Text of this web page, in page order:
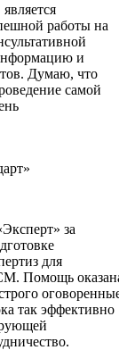
работы на
и
Думаю, что
самой
за
для
Помощь
так эффективно